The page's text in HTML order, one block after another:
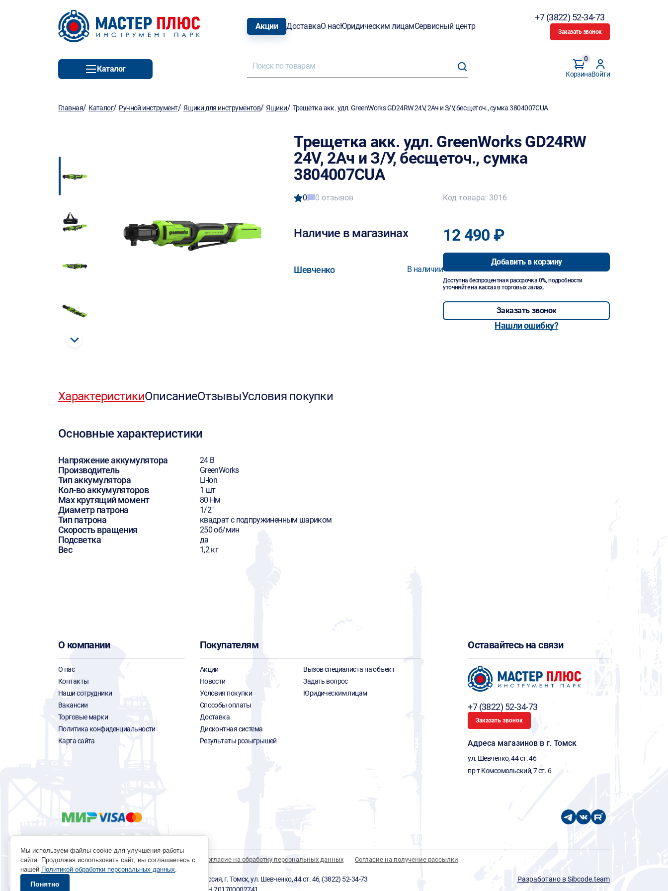
Акции ДоставкаО насЮридическим лицамСервисный центр
+7 (3822) 52-34-73
Заказать звонок
Каталог
Корзина
0
Войти
Главная/ Каталог/ Ручной инструмент/ Ящики для инструментов/Ящики/ Трещетка акк. удл. GreenWorks GD24RW 24V, 2Ач и З/У, бесщеточ., сумка 3804007CUA
Трещетка акк. удл. GreenWorks GD24RW
24V, 2Ач и З/У, бесщеточ., сумка
3804007CUA
0 0 отзывов
Наличие в магазинах
Шевченко В наличии
Код товара: 3016
12 490 ₽
Добавить в корзину
Доступна беспроцентная рассрочка 0%, подробности
уточняйте на кассах в торговых залах.
Заказать звонок
Нашли ошибку?
ХарактеристикиОписаниеОтзывыУсловия покупки
Основные характеристики
Напряжение аккумулятора 24 В
Производитель GreenWorks
Тип аккумулятора Li-Ion
Кол-во аккумуляторов 1 шт
Max крутящий момент 80 Нм
Диаметр патрона 1/2"
Тип патрона квадрат с подпружиненным шариком
Скорость вращения 250 об/мин
Подсветка да
Вес 1,2 кг
О компании
О нас
Контакты
Наши сотрудники
Вакансии
Торговые марки
Политика конфиденциальности
Карта сайта
Покупателям
Акции
Новости
Условия покупки
Способы оплаты
Доставка
Дисконтная система
Результаты розыгрышей
Вызов специалиста на объект
Задать вопрос
Юридическим лицам
Оставайтесь на связи
+7 (3822) 52-34-73
Заказать звонок
Адреса магазинов в г. Томск
ул. Шевченко, 44 ст. 46
пр-т Комсомольский, 7 ст. 6
Политика обработки персональных данных Согласие на обработку персональных данных Согласие на получение рассылки
© 1996 - 2026 инструмент парк «Мастер Плюс» Россия, г. Томск, ул. Шевченко, 44 ст. 46, (3822) 52-34-73
Разработано в Sibcode.team
Мы используем файлы cookie для улучшения работы
сайта. Продолжая использовать сайт, вы соглашаетесь с
нашей Политикой обработки персональных данных.
Понятно